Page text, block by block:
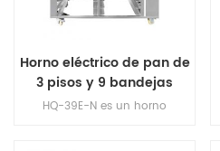
Horno eléctrico de pan de
3 pisos y 9 bandejas
HQ-39E-N es un horno